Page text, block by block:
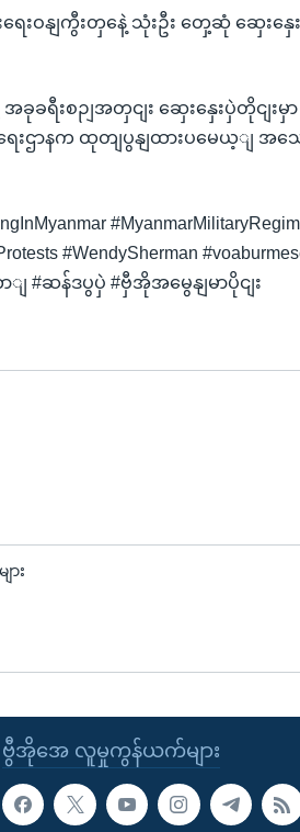
ရေးဝနျကွီးတှနေဲ့ သုံးဦး တှေ့ဆုံ ဆှေးနှေး
ခရီးစဉျအတှငျး ဆှေးနှေးပှဲတိုငျးမှာ
းဌာနက ထုတျပွနျထားပမေယ့ျ အသ
#WendySherman
ျ #ဆန်ဒပွပှဲ #ဗှီအိုအမွေနျမာပိုငျး
း
ဗွီအိုအေ လူမှုကွန်ယက်များ